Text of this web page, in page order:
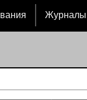
Журналы